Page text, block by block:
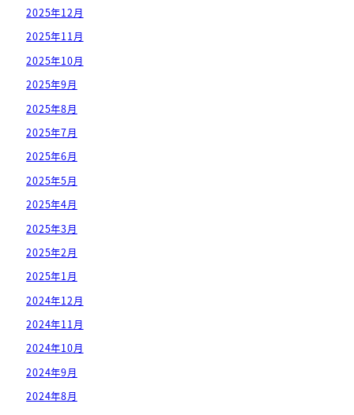
2025年12月
2025年11月
2025年10月
2025年9月
2025年8月
2025年7月
2025年6月
2025年5月
2025年4月
2025年3月
2025年2月
2025年1月
2024年12月
2024年11月
2024年10月
2024年9月
2024年8月